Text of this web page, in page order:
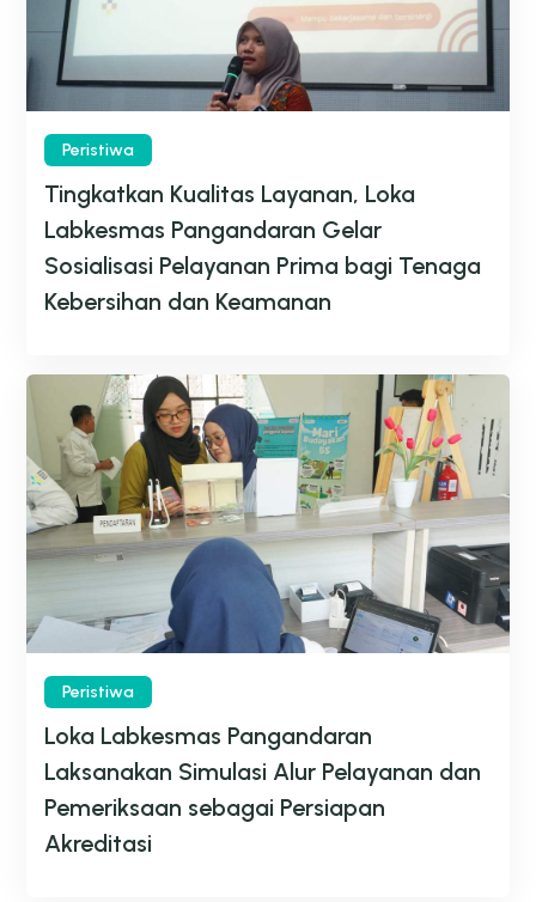
Peristiwa
Tingkatkan Kualitas Layanan, Loka
Labkesmas Pangandaran Gelar
Sosialisasi Pelayanan Prima bagi Tenaga
Kebersihan dan Keamanan
Peristiwa
Loka Labkesmas Pangandaran
Laksanakan Simulasi Alur Pelayanan dan
Pemeriksaan sebagai Persiapan
Akreditasi